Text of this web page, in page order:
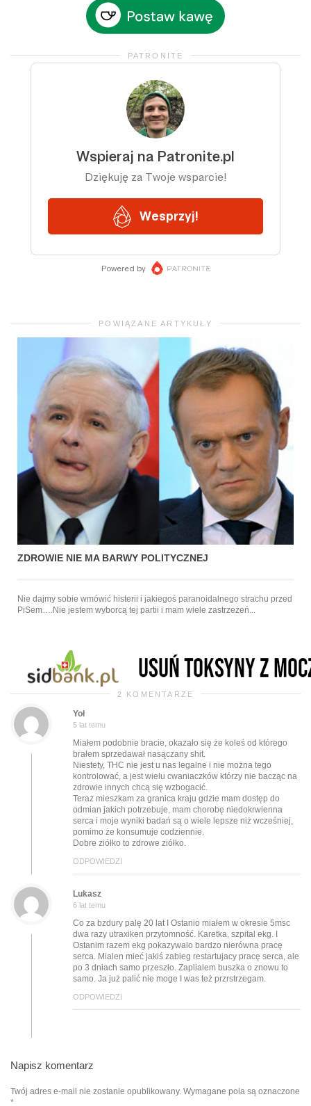
PATRONITE
POWIĄZANE ARTYKUŁY
ZDROWIE NIE MA BARWY POLITYCZNEJ
Nie dajmy sobie wmówić histerii i jakiegoś paranoidalnego strachu przed
PiSem….Nie jestem wyborcą tej partii i mam wiele zastrzeżeń...
2 KOMENTARZE
Yoł
5 lat temu
Miałem podobnie bracie, okazało się że koleś od którego
brałem sprzedawał nasączany shit.
Niestety, THC nie jest u nas legalne i nie można tego
kontrolować, a jest wielu cwaniaczków którzy nie bacząc na
zdrowie innych chcą się wzbogacić.
Teraz mieszkam za granica kraju gdzie mam dostęp do
odmian jakich potrzebuje, mam chorobę niedokrwienna
serca i moje wyniki badań są o wiele lepsze niż wcześniej,
pomimo że konsumuje codziennie.
Dobre ziółko to zdrowe ziółko.
ODPOWIEDZI
Lukasz
6 lat temu
Co za bzdury palę 20 lat I Ostanio miałem w okresie 5msc
dwa razy utraxiken przytomność. Karetka, szpital ekg. I
Ostanim razem ekg pokazywalo bardzo nierówna pracę
serca. Mialen mieć jakiś zabieg restartujacy pracę serca, ale
po 3 dniach samo przeszło. Zaplialem buszka o znowu to
samo. Ja już palić nie moge I was też przrstrzegam.
ODPOWIEDZI
Napisz komentarz
Twój adres e-mail nie zostanie opublikowany. Wymagane pola są oznaczone
*